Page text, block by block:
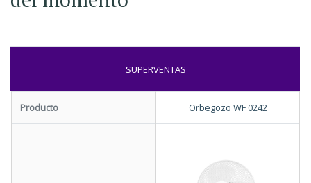
SUPERVENTAS
Producto Orbegozo WF 0242